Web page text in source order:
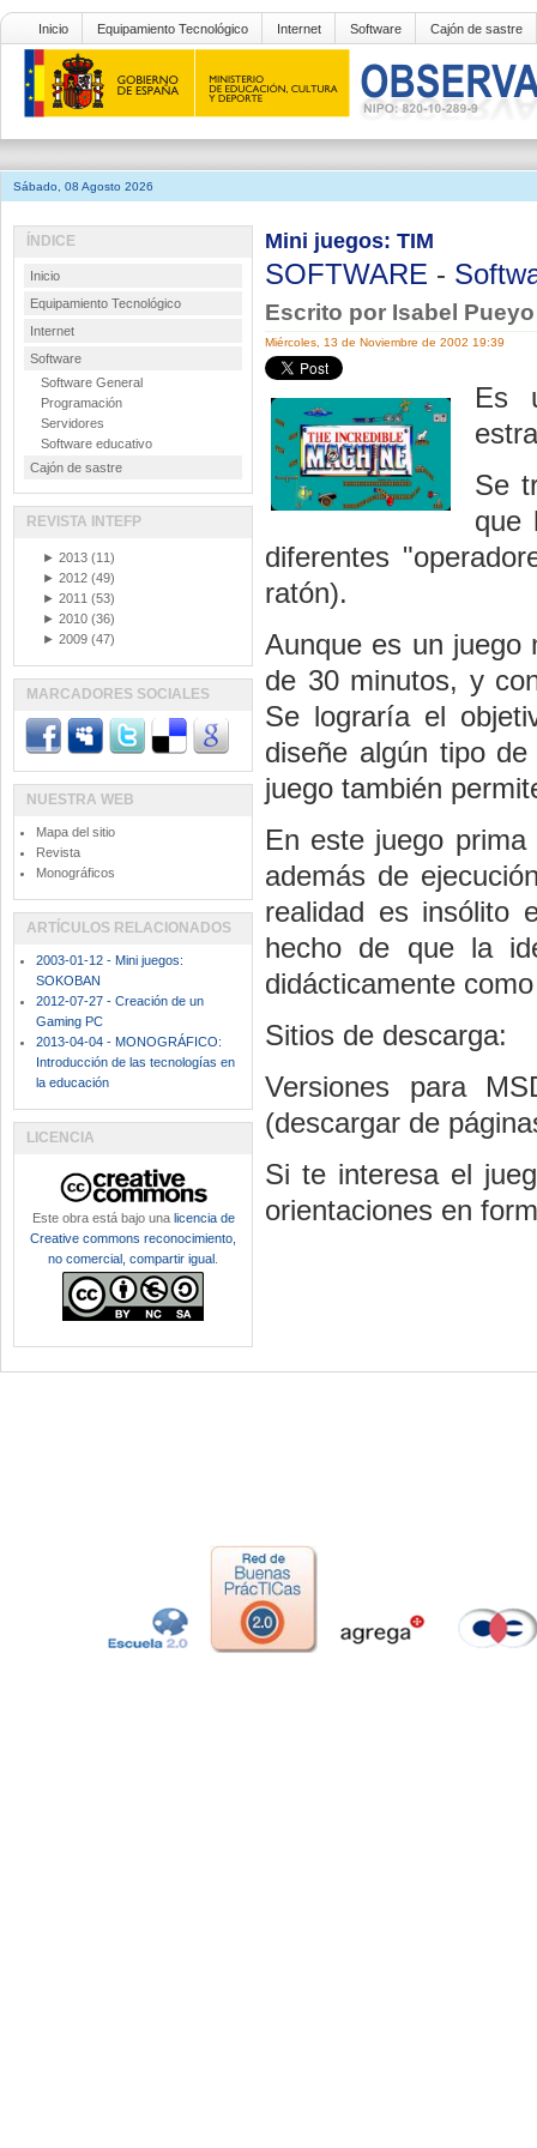
Inicio Equipamiento Tecnológico Internet Software Cajón de sastre
Sábado, 08 Agosto 2026
Mini juegos: TIM
SOFTWARE -
Escrito por Isabel
Miércoles, 13 de Noviembre de 2002 19:39
Es
Se
que
diferentes
ratón).
Aunque es un juego
de 30 minutos, y
Se lograría el
diseñe algún tipo
juego también
En este juego
además de
realidad es insólito
hecho de que la
didácticamente
Sitios de descarga:
Versiones para
(descargar de
Si te interesa el
orientaciones en
ÍNDICE
Inicio
Equipamiento Tecnológico
Internet
Software
Software General
Programación
Servidores
Software educativo
Cajón de sastre
REVISTA INTEFP
► 2013 (11)
► 2012 (49)
► 2011 (53)
► 2010 (36)
► 2009 (47)
MARCADORES SOCIALES
NUESTRA WEB
Mapa del sitio
Revista
Monográficos
ARTÍCULOS RELACIONADOS
2003-01-12 - Mini juegos:
SOKOBAN
2012-07-27 - Creación de un
Gaming PC
2013-04-04 - MONOGRÁFICO:
Introducción de las tecnologías en
la educación
LICENCIA
Este obra está bajo una licencia de
Creative commons reconocimiento,
no comercial, compartir igual